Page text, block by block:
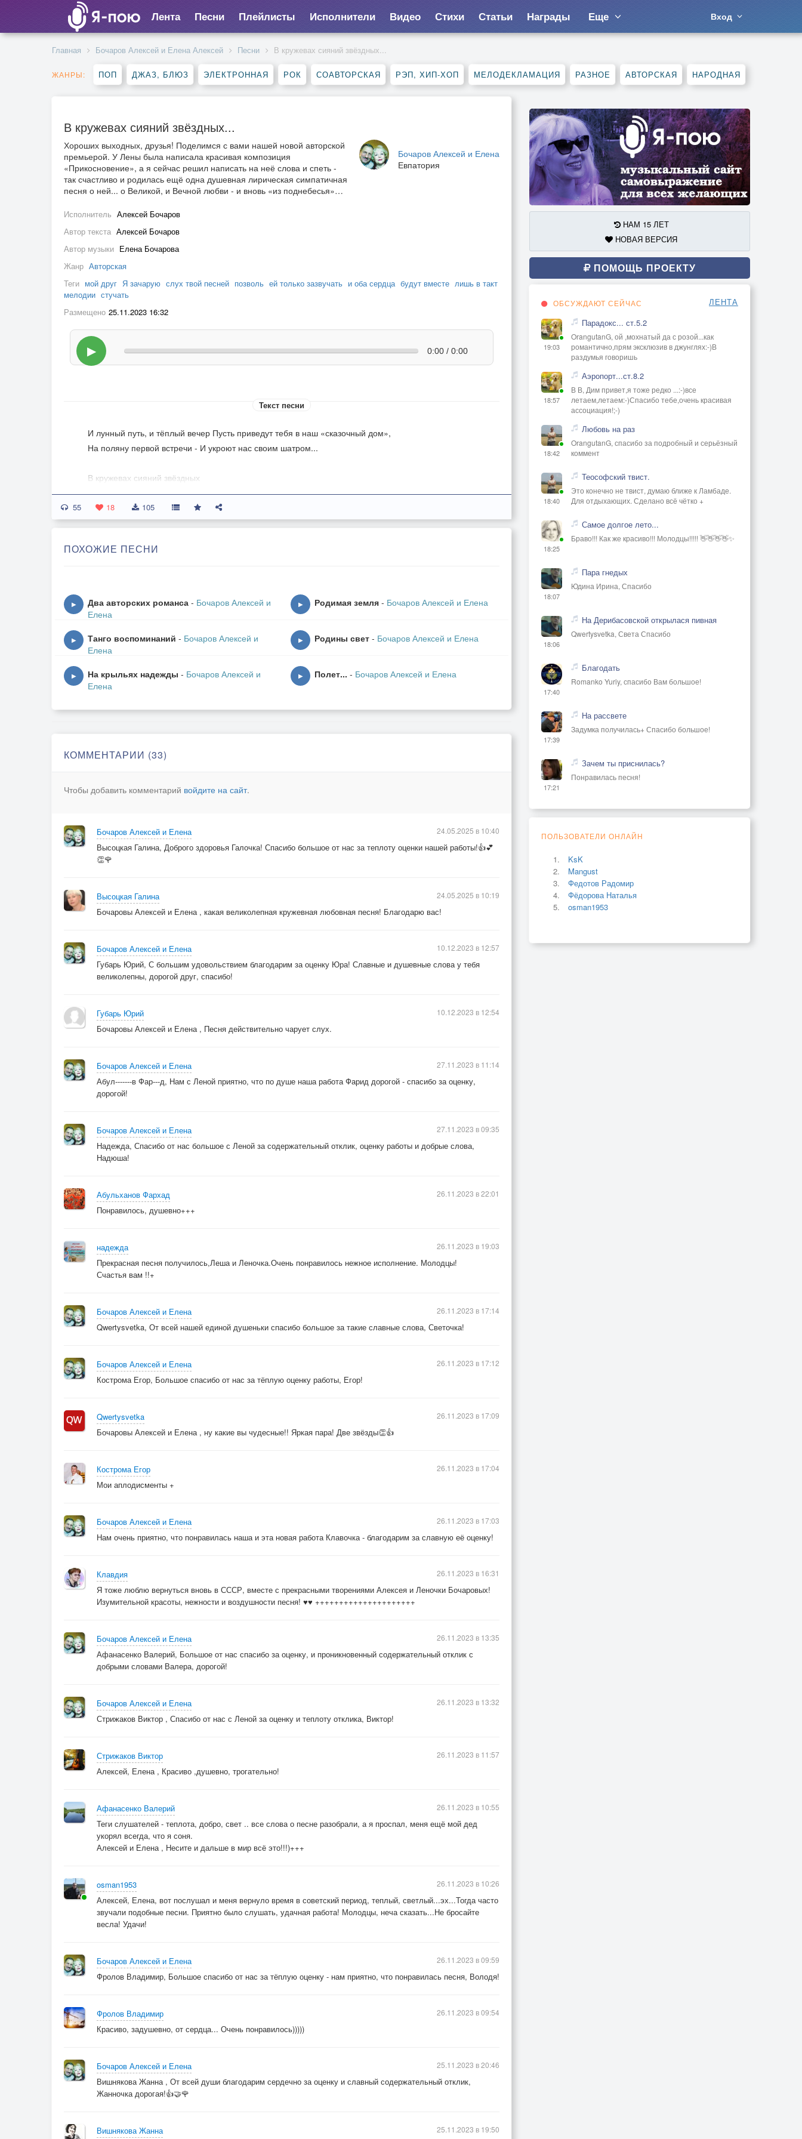
Лента Песни Плейлисты Исполнители Видео Стихи Статьи Награды Еще Вход
Главная Бочаров Алексей и Елена Алексей Песни В кружевах сияний звёздных...
ЖАНРЫ: ПОП ДЖАЗ, БЛЮЗ ЭЛЕКТРОННАЯ РОК СОАВТОРСКАЯ РЭП, ХИП-ХОП МЕЛОДЕКЛАМАЦИЯ РАЗНОЕ АВТОРСКАЯ НАРОДНАЯ
В кружевах сияний звёздных...
Бочаров Алексей и Елена
Евпатория
Хороших выходных, друзья! Поделимся с вами нашей новой авторской
премьерой. У Лены была написала красивая композиция
«Прикосновение», а я сейчас решил написать на неё слова и спеть -
так счастливо и родилась ещё одна душевная лирическая симпатичная
песня о ней... о Великой, и Вечной любви - и вновь «из поднебесья»…
Исполнитель Алексей Бочаров
Автор текста Алексей Бочаров
Автор музыки Елена Бочарова
Жанр Авторская
Теги мой друг Я зачарую слух твой песней позволь ей только зазвучать и оба сердца будут вместе лишь в такт
мелодии стучать
Размещено 25.11.2023 16:32
▶ 0:00 / 0:00
Текст песни
И лунный путь, и тёплый вечер Пусть приведут тебя в наш «сказочный дом»,
На поляну первой встречи - И укроют нас своим шатром...
В кружевах сияний звёздных
Ты суету земли скорей позабудь!
И в глазах твоих влюблённых
Пусть отразится дивный млечный путь…
(Проигрыш)
Позволь, мой друг, ей только зазвучать - И оба сердца будут вместе
Лишь в такт мелодии стучать ...
Как сладки наши нежные объятья -
Над миром парой яркой воспарим! И две звезды, как слезы счастья
Зажгутся светом чудным до зари…
До зари…
55 18 105
ПОХОЖИЕ ПЕСНИ
▶ Два авторских романса - Бочаров Алексей и
Елена
▶ Родимая земля - Бочаров Алексей и Елена
▶ Танго воспоминаний - Бочаров Алексей и
Елена
▶ Родины свет - Бочаров Алексей и Елена
▶ На крыльях надежды - Бочаров Алексей и
Елена
▶ Полет... - Бочаров Алексей и Елена
КОММЕНТАРИИ (33)
Чтобы добавить комментарий войдите на сайт.
Бочаров Алексей и Елена
Высоцкая Галина, Доброго здоровья Галочка! Спасибо большое от нас за теплоту оценки нашей работы!👍💕
👏🌹
24.05.2025 в 10:40
Высоцкая Галина
Бочаровы Алексей и Елена , какая великолепная кружевная любовная песня! Благодарю вас!
24.05.2025 в 10:19
Бочаров Алексей и Елена
Губарь Юрий, С большим удовольствием благодарим за оценку Юра! Славные и душевные слова у тебя
великолепны, дорогой друг, спасибо!
10.12.2023 в 12:57
Губарь Юрий
Бочаровы Алексей и Елена , Песня действительно чарует слух.
10.12.2023 в 12:54
Бочаров Алексей и Елена
Абул-------в Фар---д, Нам с Леной приятно, что по душе наша работа Фарид дорогой - спасибо за оценку,
дорогой!
27.11.2023 в 11:14
Бочаров Алексей и Елена
Надежда, Спасибо от нас большое с Леной за содержательный отклик, оценку работы и добрые слова,
Надюша!
27.11.2023 в 09:35
Абульханов Фархад
Понравилось, душевно+++
26.11.2023 в 22:01
надежда
Прекрасная песня получилось,Леша и Леночка.Очень понравилось нежное исполнение. Молодцы!
Счастья вам !!+
26.11.2023 в 19:03
Бочаров Алексей и Елена
Qwertysvetka, От всей нашей единой душеньки спасибо большое за такие славные слова, Светочка!
26.11.2023 в 17:14
Бочаров Алексей и Елена
Кострома Егор, Большое спасибо от нас за тёплую оценку работы, Егор!
26.11.2023 в 17:12
Qwertysvetka
Бочаровы Алексей и Елена , ну какие вы чудесные!! Яркая пара! Две звёзды👏👍
26.11.2023 в 17:09
Кострома Егор
Мои аплодисменты +
26.11.2023 в 17:04
Бочаров Алексей и Елена
Нам очень приятно, что понравилась наша и эта новая работа Клавочка - благодарим за славную её оценку!
26.11.2023 в 17:03
Клавдия
Я тоже люблю вернуться вновь в СССР, вместе с прекрасными творениями Алексея и Леночки Бочаровых!
Изумительной красоты, нежности и воздушности песня! ♥♥ +++++++++++++++++++++
26.11.2023 в 16:31
Бочаров Алексей и Елена
Афанасенко Валерий, Большое от нас спасибо за оценку, и проникновенный содержательный отклик с
добрыми словами Валера, дорогой!
26.11.2023 в 13:35
Бочаров Алексей и Елена
Стрижаков Виктор , Спасибо от нас с Леной за оценку и теплоту отклика, Виктор!
26.11.2023 в 13:32
Стрижаков Виктор
Алексей, Елена , Красиво ,душевно, трогательно!
26.11.2023 в 11:57
Афанасенко Валерий
Теги слушателей - теплота, добро, свет .. все слова о песне разобрали, а я проспал, меня ещё мой дед
укорял всегда, что я соня.
Алексей и Елена , Несите и дальше в мир всё это!!!)+++
26.11.2023 в 10:55
osman1953
Алексей, Елена, вот послушал и меня вернуло время в советский период, теплый, светлый...эх...Тогда часто
звучали подобные песни. Приятно было слушать, удачная работа! Молодцы, неча сказать...Не бросайте
весла! Удачи!
26.11.2023 в 10:26
Бочаров Алексей и Елена
Фролов Владимир, Большое спасибо от нас за тёплую оценку - нам приятно, что понравилась песня, Володя!
26.11.2023 в 09:59
Фролов Владимир
Красиво, задушевно, от сердца... Очень понравилось)))))
26.11.2023 в 09:54
Бочаров Алексей и Елена
Вишнякова Жанна , От всей души благодарим сердечно за оценку и славный содержательный отклик,
Жанночка дорогая!👍🤝🌹
25.11.2023 в 20:46
Вишнякова Жанна 25.11.2023 в 19:50
НАМ 15 ЛЕТ
НОВАЯ ВЕРСИЯ
ПОМОЩЬ ПРОЕКТУ
ОБСУЖДАЮТ СЕЙЧАС ЛЕНТА
19:03
Парадокс... ст.5.2
OrangutanG, ой ,мохнатый да с розой...как
романтично,прям эксклюзив в джунглях:-)В
раздумья говоришь
18:57
Аэропорт...ст.8.2
В В, Дим привет,я тоже редко ...:-)все
летаем,летаем:-)Спасибо тебе,очень красивая
ассоциация!;-)
18:42
Любовь на раз
OrangutanG, спасибо за подробный и серьёзный
коммент
18:40
Теософский твист.
Это конечно не твист, думаю ближе к Ламбаде.
Для отдыхающих. Сделано всё чётко +
18:25
Самое долгое лето...
Браво!!! Как же красиво!!! Молодцы!!!!! 👋👋👋👋✨
18:07
Пара гнедых
Юдина Ирина, Спасибо
18:06
На Дерибасовской открылася пивная
Qwertysvetka, Света Спасибо
17:40
Благодать
Romanko Yuriy, спасибо Вам большое!
17:39
На рассвете
Задумка получилась+ Спасибо большое!
17:21
Зачем ты приснилась?
Понравилась песня!
ПОЛЬЗОВАТЕЛИ ОНЛАЙН
KsK
Mangust
Федотов Радомир
Фёдорова Наталья
osman1953